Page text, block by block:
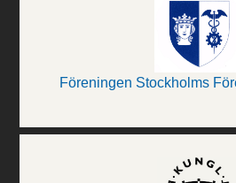
Föreningen Stockholms